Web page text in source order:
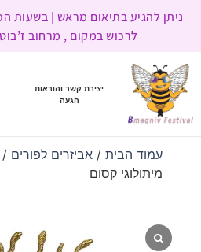
לרכוש במקום , מרחוב ז’בוטינסקי
יצירת קשר והוראות
הגעה
עמוד הבית/ אביזרים לפורים /
מיתולוגי קסום